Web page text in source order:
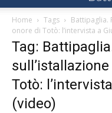
Home Tags
Battipaglia.
onore di Totò: l’intervista a
Tag:
Totò:
(video)